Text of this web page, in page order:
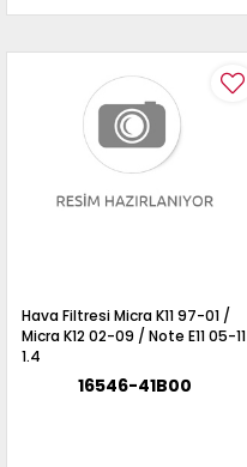
Hava Filtresi Micra K11 97-01 /
Micra K12 02-09 / Note E11 05-11
1.4
16546-41B00